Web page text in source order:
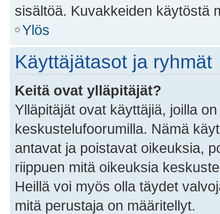
sisältöä. Kuvakkeiden käytöstä
Ylös
Käyttäjätasot ja ryhmät
Keitä ovat ylläpitäjät?
Ylläpitäjät ovat käyttäjiä, joilla
keskustelufoorumilla. Nämä
antavat ja poistavat oikeuksia,
riippuen mitä oikeuksia
Heillä voi myös olla täydet
mitä perustaja on määritellyt.